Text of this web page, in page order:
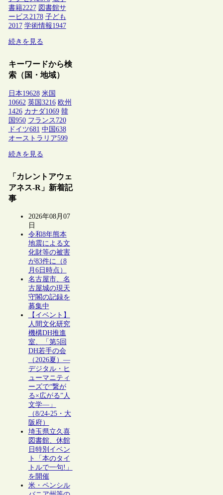
書籍2227 図書館サ
ービス2178 子ども
2017 学術情報1947
続きを見る
キーワードから検
索（国・地域）
日本19628 米国
10662 英国3216 欧州
1426 カナダ1069 韓
国950 フランス 720
ドイツ681 中国638
オーストラリア599
続きを見る
「カレントアウェ
アネス-R」新着記
事
2026年08月07
日
令和8年熊本
地震による文
化財等の被害
が83件に（8
月6日時点）
名古屋市、名
古屋城の現天
守閣の記録を
募集中
【イベント】
人間文化研究
機構DH推進
室、「第5回
DH若手の会
（2026夏）―
デジタル・ヒ
ューマニティ
ーズで“繋が
る×広がる”人
文学―」
（8/24-25・大
阪府）
埼玉県立久喜
図書館、休館
日特別イベン
ト「本のタイ
トルで一句!」
を開催
米・ペンシル